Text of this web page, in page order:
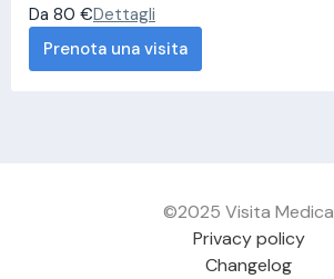
Da 80 €Dettagli
Prenota una visita
©2025 Visita Medica
Privacy policy
Changelog